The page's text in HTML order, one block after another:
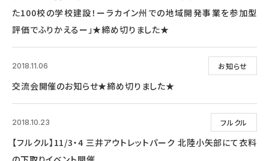
た100校の学校建設！ーラカイン州での地域開発事業を参加型
評価でふりかえるー」★締め切りました★
お知らせ
2018.11.06
交流会開催のお知らせ★締め切りました★
フルクル
2018.10.23
【フルクル】11/3・4 三井アウトレットパーク 北陸小矢部にて衣料